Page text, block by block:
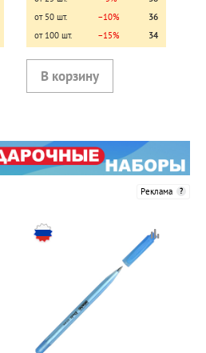
от 50 шт.
−10%
36
от 100 шт.
−15% 34
Реклама